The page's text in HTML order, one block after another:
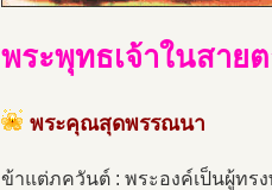
พระพุทธเจ้าในสาย
พระคุณสุดพรรณนา
ข้าแต่ภควันต์ : พระองค์เป็นผู้ท